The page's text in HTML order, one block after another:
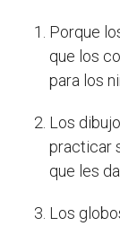
Porque
que los
para los
Los
practicar
que les
Los